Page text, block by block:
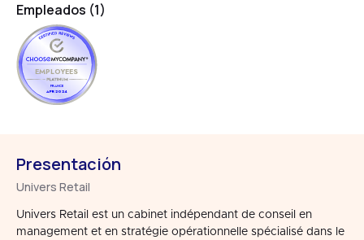
Empleados (1)
EMPLOYEES
FRANCE
APR 2024
Presentación
Univers Retail
Univers Retail est un cabinet indépendant de conseil en
management et en stratégie opérationnelle spécialisé dans le